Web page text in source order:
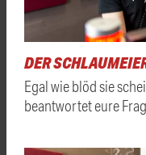
DER
Egal wie blöd sie
beantwortet eure